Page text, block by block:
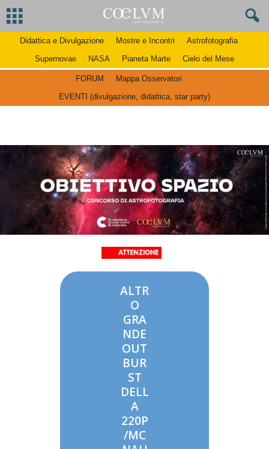
Didattica e Divulgazione Mostre e Incontri
Astrofotografia
Supernovae
NASA Pianeta Marte Cielo del Mese
FORUM
Mappa Osservatori
EVENTI (divulgazione, didattica, star party)
ALTR
O
GRA
NDE
OUT
BUR
ST
DELL
A
220P
/MC